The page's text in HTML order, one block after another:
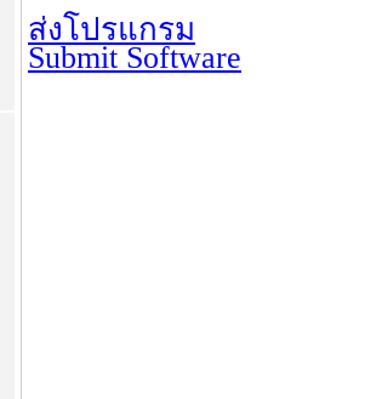
ส่งโปรแกรม
Submit Software